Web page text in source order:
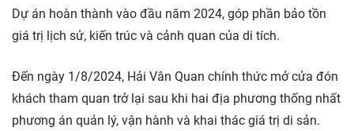
Dự án hoàn thành vào đầu năm 2024, góp phần bảo tồn
giá trị lịch sử, kiến trúc và cảnh quan của di tích.
Đến ngày 1/8/2024, Hải Vân Quan chính thức mở cửa đón
khách tham quan trở lại sau khi hai địa phương thống nhất
phương án quản lý, vận hành và khai thác giá trị di sản.